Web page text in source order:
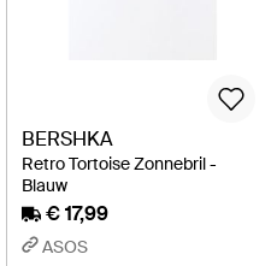
BERSHKA
Retro Tortoise Zonnebril -
Blauw
€ 17,99
ASOS